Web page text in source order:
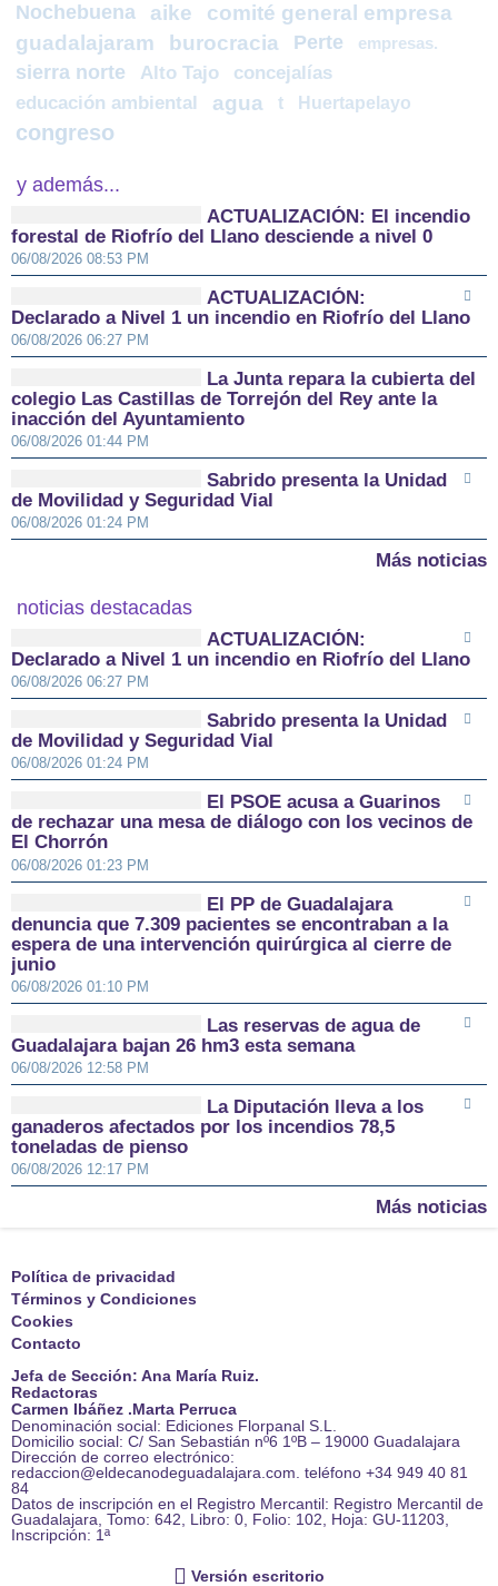
Nochebuena
aike
comité general empresa
guadalajaram
burocracia Perte empresas.
sierra norte Alto Tajo
concejalías
educación ambiental
agua t Huertapelayo
congreso
y además...
ACTUALIZACIÓN: El incendio
forestal de Riofrío del Llano desciende a nivel 0
06/08/2026 08:53 PM
ACTUALIZACIÓN:
Declarado a Nivel 1 un incendio en Riofrío del Llano
06/08/2026 06:27 PM
La Junta repara la cubierta del
colegio Las Castillas de Torrejón del Rey ante la
inacción del Ayuntamiento
06/08/2026 01:44 PM
Sabrido presenta la Unidad
de Movilidad y Seguridad Vial
06/08/2026 01:24 PM
Más noticias
noticias destacadas
ACTUALIZACIÓN:
Declarado a Nivel 1 un incendio en Riofrío del Llano
06/08/2026 06:27 PM
Sabrido presenta la Unidad
de Movilidad y Seguridad Vial
06/08/2026 01:24 PM
El PSOE acusa a Guarinos
de rechazar una mesa de diálogo con los vecinos de
El Chorrón
06/08/2026 01:23 PM
El PP de Guadalajara
denuncia que 7.309 pacientes se encontraban a la
espera de una intervención quirúrgica al cierre de
junio
06/08/2026 01:10 PM
Las reservas de agua de
Guadalajara bajan 26 hm3 esta semana
06/08/2026 12:58 PM
La Diputación lleva a los
ganaderos afectados por los incendios 78,5
toneladas de pienso
06/08/2026 12:17 PM
Más noticias
Política de privacidad
Términos y Condiciones
Cookies
Contacto
Jefa de Sección: Ana María Ruiz.
Redactoras
Carmen Ibáñez .Marta Perruca
Denominación social: Ediciones Florpanal S.L.
Domicilio social: C/ San Sebastián nº6 1ºB – 19000 Guadalajara
Dirección de correo electrónico:
redaccion@eldecanodeguadalajara.com. teléfono +34 949 40 81
84
Datos de inscripción en el Registro Mercantil: Registro Mercantil de
Guadalajara, Tomo: 642, Libro: 0, Folio: 102, Hoja: GU-11203,
Inscripción: 1ª
Versión escritorio